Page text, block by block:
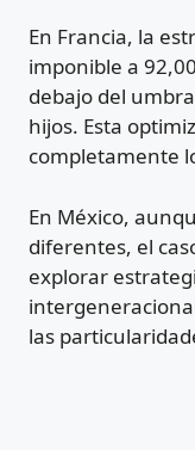
En Francia, la
imponible a
debajo del
hijos. Esta
completamente
En México,
diferentes, el
explorar
las